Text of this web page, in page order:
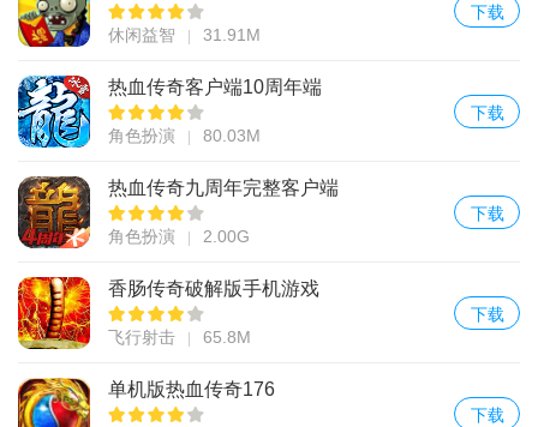
休闲益智 31.91M
下载
热血传奇客户端10周年端
角色扮演 80.03M
下载
热血传奇九周年完整客户端
角色扮演 2.00G
下载
香肠传奇破解版手机游戏
飞行射击 65.8M
下载
单机版热血传奇176
下载